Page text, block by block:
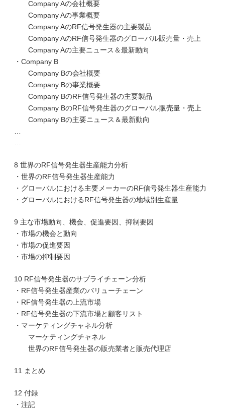
Company Aの会社概要
Company Aの事業概要
Company AのRF信号発生器の主要製品
Company AのRF信号発生器のグローバル販売量・売上
Company Aの主要ニュース＆最新動向
・Company B
Company Bの会社概要
Company Bの事業概要
Company BのRF信号発生器の主要製品
Company BのRF信号発生器のグローバル販売量・売上
Company Bの主要ニュース＆最新動向
8 世界のRF信号発生器生産能力分析
・世界のRF信号発生器生産能力
・グローバルにおける主要メーカーのRF信号発生器生産能力
・グローバルにおけるRF信号発生器の地域別生産量
9 主な市場動向、機会、促進要因、抑制要因
・市場の機会と動向
・市場の促進要因
・市場の抑制要因
10 RF信号発生器のサプライチェーン分析
・RF信号発生器産業のバリューチェーン
・RF信号発生器の上流市場
・RF信号発生器の下流市場と顧客リスト
・マーケティングチャネル分析
マーケティングチャネル
世界のRF信号発生器の販売業者と販売代理店
11 まとめ
12 付録
・注記